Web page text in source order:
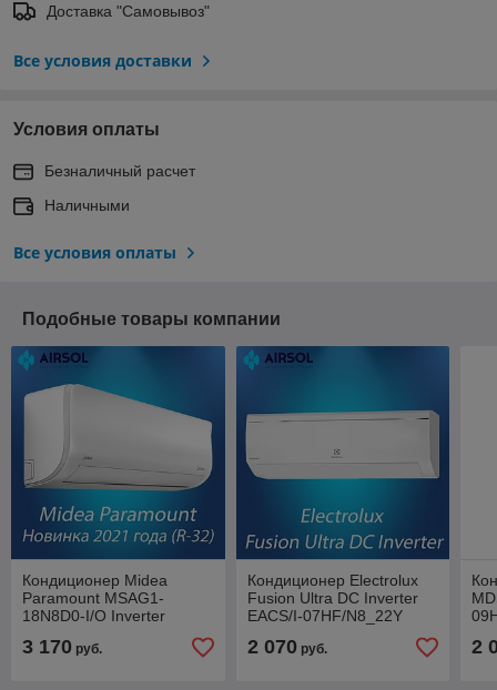
Доставка "Самовывоз"
Все условия доставки
Условия оплаты
Безналичный расчет
Наличными
Все условия оплаты
Подобные товары компании
Кондиционер Midea
Paramount MSAG1-
18N8D0-I/O Inverter
3 170 руб.
Кондиционер Electrolux
Fusion Ultra DC Inverter
EACS/I-07HF/N8_22Y
2 070руб. 2